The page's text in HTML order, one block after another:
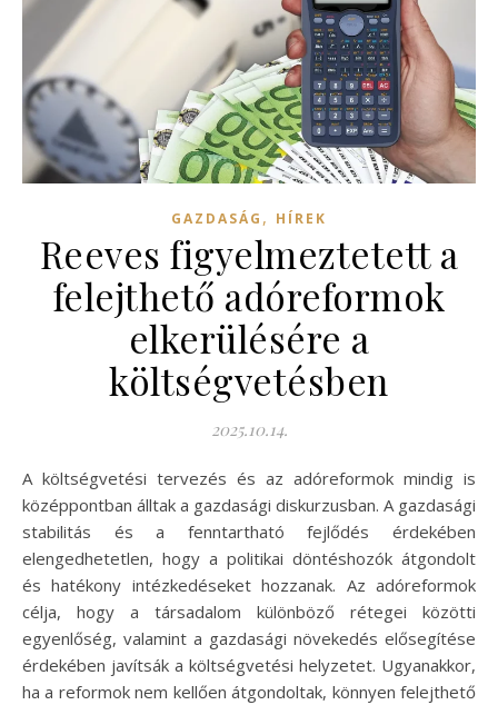
GAZDASÁG , HÍREK
Reeves figyelmeztetett a
felejthető adóreformok
elkerülésére a
költségvetésben
2025.10.14.
A költségvetési tervezés és az adóreformok mindig is
középpontban álltak a gazdasági diskurzusban. A gazdasági
stabilitás és a fenntartható fejlődés érdekében
elengedhetetlen, hogy a politikai döntéshozók átgondolt
és hatékony intézkedéseket hozzanak. Az adóreformok
célja, hogy a társadalom különböző rétegei közötti
egyenlőség, valamint a gazdasági növekedés elősegítése
érdekében javítsák a költségvetési helyzetet. Ugyanakkor,
ha a reformok nem kellően átgondoltak, könnyen felejthető